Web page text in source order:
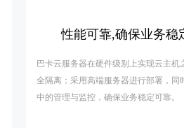
性能可靠,确保业务稳
巴卡云服务器在硬件级别上实现云主机
全隔离；采用高端服务器进行部署，同
中的管理与监控，确保业务稳定可靠。